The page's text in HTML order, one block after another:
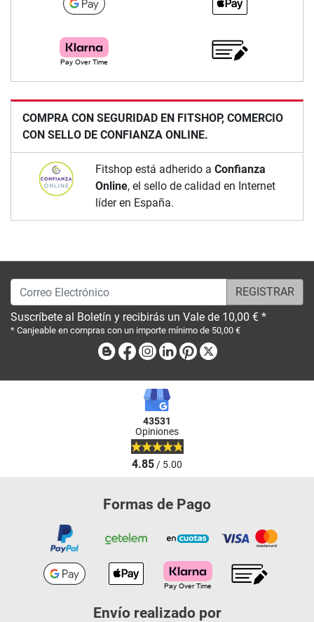
COMPRA CON SEGURIDAD EN FITSHOP, COMERCIO
CON SELLO DE CONFIANZA ONLINE.
Fitshop está adherido a Confianza
Online, el sello de calidad en Internet
líder en España.
Correo Electrónico
Suscríbete al Boletín y recibirás un Vale de 10,00 € *
* Canjeable en compras con un importe mínimo de 50,00 €
BlogFacebook
Instagram
LinkedinPinterest
43531
Opiniones
4.85/ 5.00
Formas de Pago
Envío realizado por